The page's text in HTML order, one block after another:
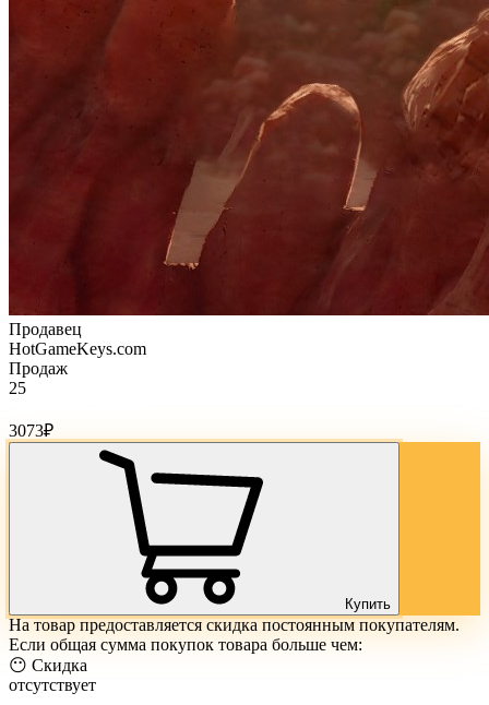
Продавец
HotGameKeys.com
Продаж
25
3073₽
Купить
На товар предоставляется скидка постоянным покупателям.
Если общая сумма покупок товара больше чем:
😶 Скидка
отсутствует